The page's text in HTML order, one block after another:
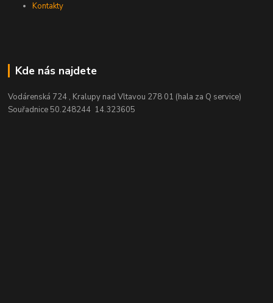
Kontakty
Kde nás najdete
Vodárenská 724 , Kralupy nad Vltavou 278 01 (hala za Q service)
Souřadnice 50.248244 14.323605